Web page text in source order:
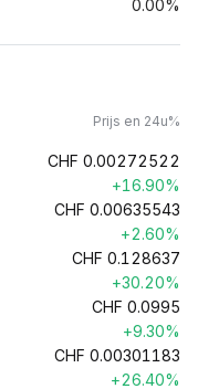
0.00%
Prijs en 24u%
CHF 0.00272522
+16.90%
CHF 0.00635543
+2.60%
CHF 0.128637
+30.20%
CHF 0.0995
+9.30%
CHF 0.00301183
+26.40%